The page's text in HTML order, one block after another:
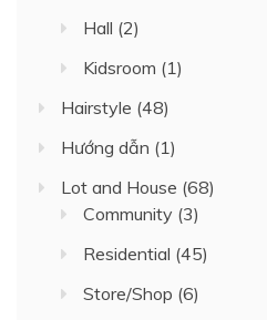
Hall (2)
Kidsroom (1)
Hairstyle (48)
Hướng dẫn (1)
Lot and House (68)
Community (3)
Residential (45)
Store/Shop (6)